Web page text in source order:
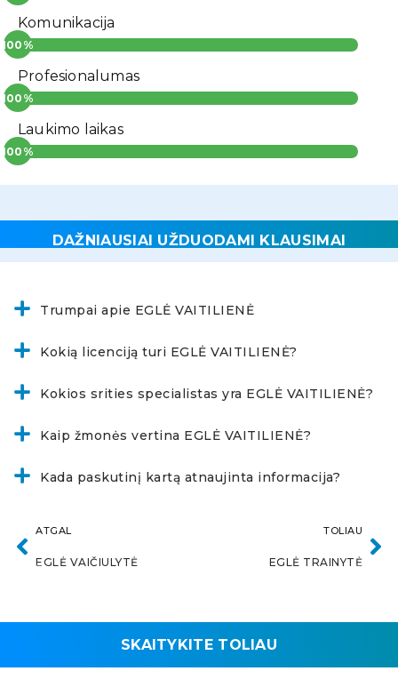
Komunikacija
Profesionalumas
Laukimo laikas
DAŽNIAUSIAI UŽDUODAMI KLAUSIMAI
Trumpai apie EGLĖ VAITILIENĖ
Kokią licenciją turi EGLĖ VAITILIENĖ?
Kokios srities specialistas yra EGLĖ VAITILIENĖ?
Kaip žmonės vertina EGLĖ VAITILIENĖ?
Kada paskutinį kartą atnaujinta informacija?
ATGAL
EGLĖ VAIČIULYTĖ
TOLIAU
EGLĖ TRAINYTĖ
SKAITYKITE TOLIAU